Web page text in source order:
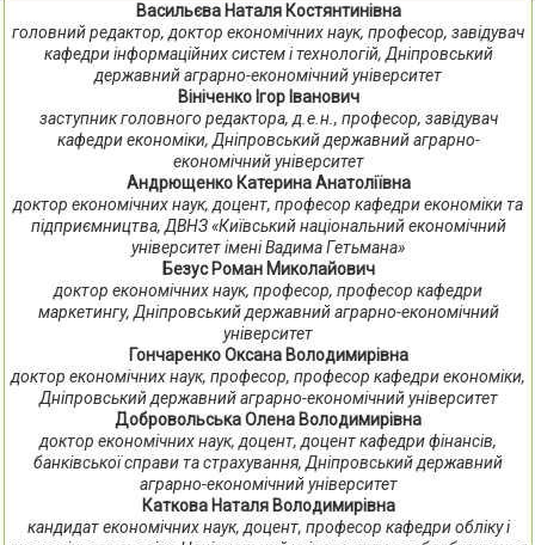
Васильєва Наталя Костянтинівна
головний редактор, доктор економічних наук, професор, завідувач
кафедри інформаційних систем і технологій, Дніпровський
державний аграрно-економічний університет
Вініченко Ігор Іванович
заступник головного редактора, д.е.н., професор, завідувач
кафедри економіки, Дніпровський державний аграрно-
економічний університет
Андрющенко Катерина Анатоліївна
доктор економічних наук, доцент, професор кафедри економіки та
підприємництва, ДВНЗ «Київський національний економічний
університет імені Вадима Гетьмана»
Безус Роман Миколайович
доктор економічних наук, професор, професор кафедри
маркетингу, Дніпровський державний аграрно-економічний
університет
Гончаренко Оксана Володимирівна
доктор економічних наук, професор, професор кафедри економіки,
Дніпровський державний аграрно-економічний університет
Добровольська Олена Володимирівна
доктор економічних наук, доцент, доцент кафедри фінансів,
банківської справи та страхування, Дніпровський державний
аграрно-економічний університет
Каткова Наталя Володимирівна
кандидат економічних наук, доцент, професор кафедри обліку і